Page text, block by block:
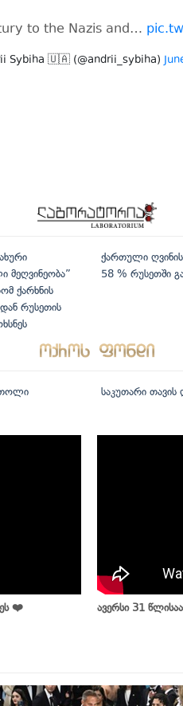
to the Nazis and…
Sybiha 🇺🇦 (@andrii_sybiha)
მეღვინეობა”
ქარხნის
რუსეთის
ქართული
58 % რუსეთში
საკუთარი თავის
❤️ ავერსი 31 წლისაა